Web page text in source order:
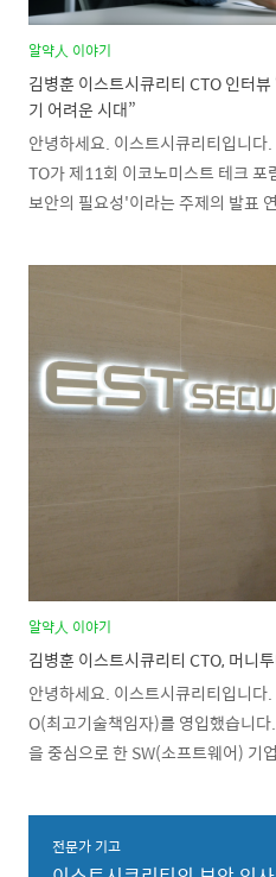
알약人 이야기
김병훈 이스트시큐리티 CTO 인터
기 어려운 시대”
안녕하세요. 이스트시큐리티입니
TO가 제11회 이코노미스트 테크 포
보안의 필요성'이라는 주제의 발표
성과 기회에 대해 추가로 나눈 심도
는 인터뷰에 앞서 “챗GPT 같은 생
모르는 사이에 개인·기업 정보를 유
전에는 없었던 대규모언어모델
업이 이런 리스크에 어떻게 대응할
알약人 이야기
김병훈 이스트시큐리티 CTO, 머니
안녕하세요. 이스트시큐리티입니
O(최고기술책임자)를 영입했습니
을 중심으로 한 SW(소프트웨어) 기
번도 해보지 않은 CTO'라는 점 때
리티 CTO가 머니투데이와의 인터
바로 살펴볼까요? 이스트시큐리티
전문가 기고